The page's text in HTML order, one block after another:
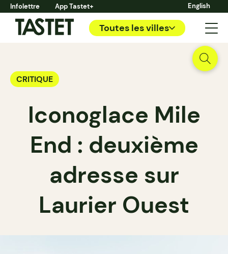
Infolettre App Tastet+ English
Toutes les villes
CRITIQUE
Iconoglace Mile
End : deuxième
adresse sur
Laurier Ouest